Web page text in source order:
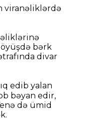
viranəliklərdə
bərk
divar
edib yalan
bəyan edir,
də ümid